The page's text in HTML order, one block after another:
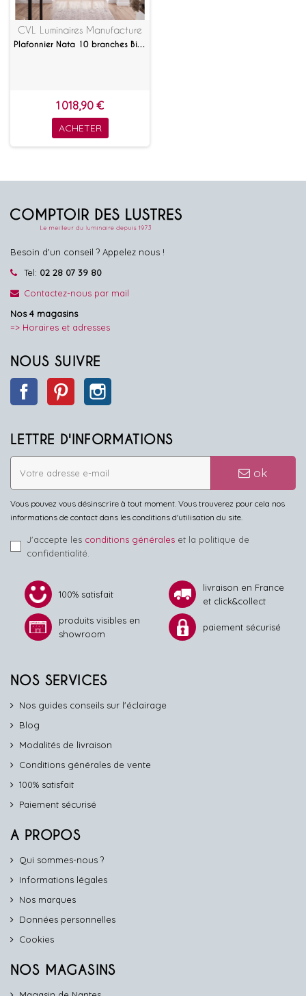
CVL Luminaires Manufacture
Plafonnier Nata 10 branches Bicolore
1 018,90 €
ACHETER
Besoin d'un conseil ? Appelez nous !
Tel: 02 28 07 39 80
Contactez-nous par mail
Nos 4 magasins
=> Horaires et adresses
NOUS SUIVRE
Facebook Pinterest
LETTRE D'INFORMATIONS
ok
Vous pouvez vous désinscrire à tout moment. Vous trouverez pour cela nos
informations de contact dans les conditions d'utilisation du site.
J'accepte les conditions générales et la politique de
confidentialité.
100% satisfait
livraison en France
et click&collect
produits visibles en
showroom
paiement sécurisé
NOS SERVICES
Nos guides conseils sur l'éclairage
Blog
Modalités de livraison
Conditions générales de vente
100% satisfait
Paiement sécurisé
A PROPOS
Qui sommes-nous ?
Informations légales
Nos marques
Données personnelles
Cookies
NOS MAGASINS